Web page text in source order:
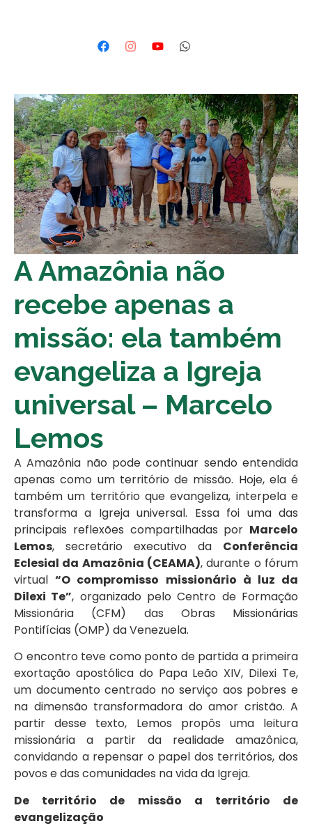
A Amazônia não
recebe apenas a
missão: ela também
evangeliza a Igreja
universal – Marcelo
Lemos
A Amazônia não pode continuar sendo entendida
apenas como um território de missão. Hoje, ela é
também um território que evangeliza, interpela e
transforma a Igreja universal. Essa foi uma das
principais reflexões compartilhadas por Marcelo
Lemos, secretário executivo da Conferência
Eclesial da Amazônia (CEAMA), durante o fórum
virtual“O compromisso missionário à luz da
Dilexi Te”, organizado pelo Centro de Formação
Missionária (CFM) das Obras Missionárias
Pontifícias (OMP) da Venezuela.
O encontro teve como ponto de partida a primeira
exortação apostólica do Papa Leão XIV, Dilexi Te,
um documento centrado no serviço aos pobres e
na dimensão transformadora do amor cristão. A
partir desse texto, Lemos propôs uma leitura
missionária a partir da realidade amazônica,
convidando a repensar o papel dos territórios, dos
povos e das comunidades na vida da Igreja.
De território de missão a território de
evangelização